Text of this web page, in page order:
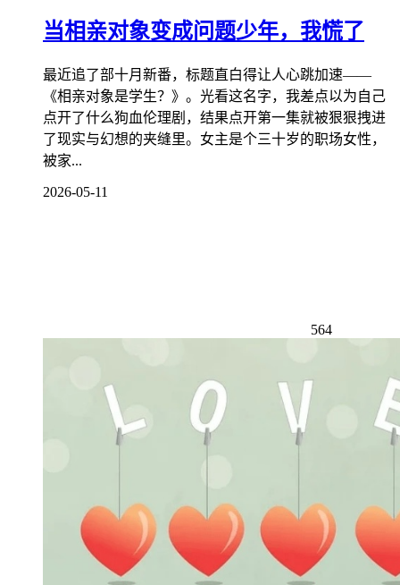
当相亲对象变成问题少年，我慌了
最近追了部十月新番，标题直白得让人心跳加速——
《相亲对象是学生？》。光看这名字，我差点以为自己
点开了什么狗血伦理剧，结果点开第一集就被狠狠拽进
了现实与幻想的夹缝里。女主是个三十岁的职场女性，
被家...
2026-05-11
564